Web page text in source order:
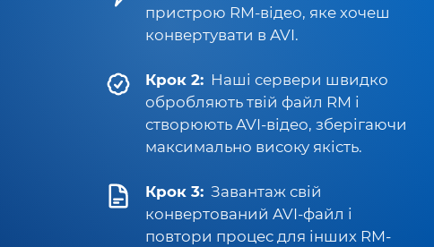
пристрою RM-відео, яке хочеш
конвертувати в AVI.
Крок 2: Наші сервери швидко
обробляють твій файл RM і
створюють AVI-відео, зберігаючи
максимально високу якість.
Крок 3: Завантаж свій
конвертований AVI-файл і
повтори процес для інших RM-